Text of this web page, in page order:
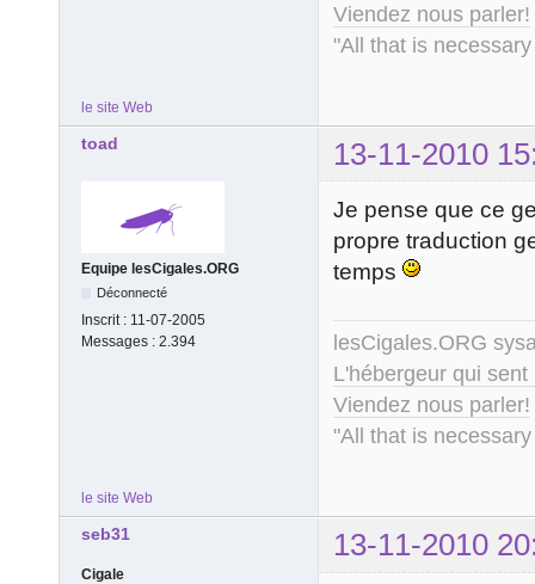
Viendez nous parler!
"All that is
le site Web
toad 13-11-2010
Equipe lesCigales.ORG
Déconnecté
Inscrit : 11-07-2005
Messages : 2.394
Je pense que ce
propre traduction
temps
lesCigales.ORG
L'hébergeur qui
Viendez nous parler!
"All that is
le site Web
seb31 13-11-2010
Cigale